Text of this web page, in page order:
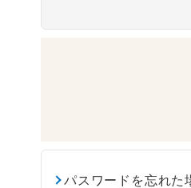
パスワードを忘れた